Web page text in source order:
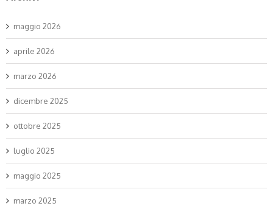
maggio 2026
aprile 2026
marzo 2026
dicembre 2025
ottobre 2025
luglio 2025
maggio 2025
marzo 2025